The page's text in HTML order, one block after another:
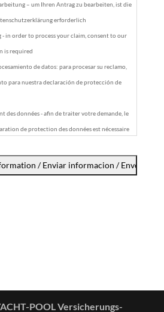
– um Ihren Antrag zu bearbeiten, ist die
erforderlich
- in order to process your claim, consent to our
is required
de datos: para procesar su reclamo,
para nuestra declaración de protección de
des données - afin de traiter votre demande, le
de protection des données est nécessaire
information truthfully.
POOL Versicherungs-